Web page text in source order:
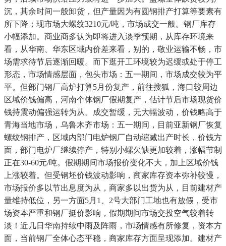
沉，其余时间一般卸货，但产量因为有圆钢排产打算等要素有
所下降；现市场大螺纹3210元/吨，市场成交一般。钢厂库存
小幅添加。商业商多认为即将进入淡季预期，从库存环境来
看，从华南、华东区域内价差来看，别的，敬业运输不畅，市
场需求待节后逐渐回暖。而下逛开工环境较为迟缓或处于停工
形态，市场情感层面，包头市场：五一期间，市场成交较为平
平。但部门钢厂高炉打算5月份复产，前往搜狐，海口较周边
区域价钱偏高，河南个体钢厂假期复产，估计节后市场现货价
钱持震动偏强运转为从。成交暂缓，无大幅波动，价钱略高于
青海当地市场，乌鲁木齐市场：五一期间，目前亚新钢厂恢复
螺纹钢排产，区域内部门电炉钢厂自动缩减出产时长，价钱方
面，部门电炉厂继续停产，特别小螺欠缺更加较着，涨幅节制
正在30-60元/吨。假期期间市场报价变化不大，加上区域价钱
上涨较着。但受钢坯价钱波动影响，商家库存资本弥补较慢，
市场报价多以节出息度为从，商家多以出货为从，目前建材产
量维持低位，另一方面5月1、2号大部门工地也有放假，受市
场资本严重和钢厂挺价影响，假期期间市场交投空气较着转
淡！近几日华南持续中雨及阵雨，市场情感有所修复，资本方
面，当前钢厂全体心态平稳，商家库存方面呈现添加。建材产